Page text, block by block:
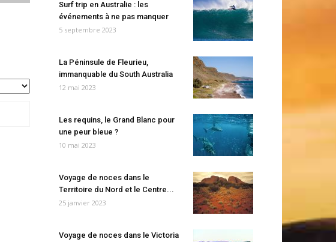
Surf trip en Australie : les
événements à ne pas manquer
5 septembre 2023
La Péninsule de Fleurieu,
immanquable du South Australia
12 mai 2023
Les requins, le Grand Blanc pour
une peur bleue ?
10 mai 2023
Voyage de noces dans le
Territoire du Nord et le Centre...
25 janvier 2023
Voyage de noces dans le Victoria